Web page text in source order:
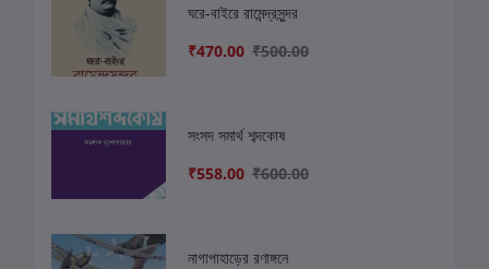
ঘরে-বাইরে রামেন্দ্রসুন্দর
₹470.00 ₹500.00
সংসদ সমার্থ শব্দকোষ
₹558.00 ₹600.00
নাগাপাহাড়ের রণাঙ্গনে